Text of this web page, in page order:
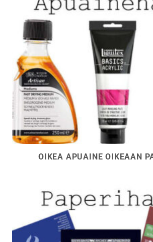
OIKEA APUAINE OIKEAAN